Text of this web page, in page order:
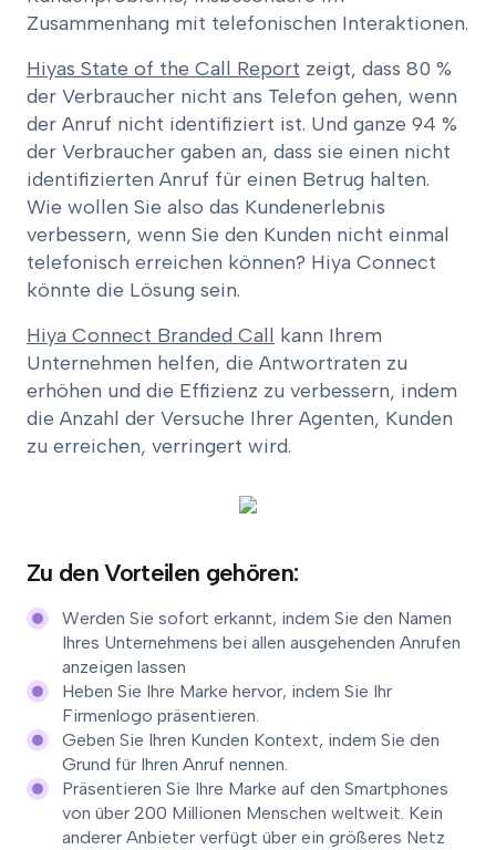
Zusammenhang mit telefonischen Interaktionen.
Hiyas State of the Call Report zeigt, dass 80 %
der Verbraucher nicht ans Telefon gehen, wenn
der Anruf nicht identifiziert ist. Und ganze 94 %
der Verbraucher gaben an, dass sie einen nicht
identifizierten Anruf für einen Betrug halten.
Wie wollen Sie also das Kundenerlebnis
verbessern, wenn Sie den Kunden nicht einmal
telefonisch erreichen können? Hiya Connect
könnte die Lösung sein.
Hiya Connect Branded Call kann Ihrem
Unternehmen helfen, die Antwortraten zu
erhöhen und die Effizienz zu verbessern, indem
die Anzahl der Versuche Ihrer Agenten, Kunden
zu erreichen, verringert wird.
Zu den Vorteilen gehören:
Werden Sie sofort erkannt, indem Sie den Namen
Ihres Unternehmens bei allen ausgehenden Anrufen
anzeigen lassen
Heben Sie Ihre Marke hervor, indem Sie Ihr
Firmenlogo präsentieren.
Geben Sie Ihren Kunden Kontext, indem Sie den
Grund für Ihren Anruf nennen.
Präsentieren Sie Ihre Marke auf den Smartphones
von über 200 Millionen Menschen weltweit. Kein
anderer Anbieter verfügt über ein größeres Netz